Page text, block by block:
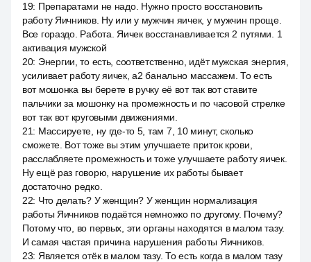
19: Препаратами не надо. Нужно просто восстановить
работу Яичников. Ну или у мужчин яичек, у мужчин проще.
Все гораздо. Работа. Яичек восстанавливается 2 путями. 1
активация мужской
20: Энергии, то есть, соответственно, идёт мужская энергия,
усиливает работу яичек, a2 банально массажем. То есть
вот мошонка вы берете в ручку её вот так вот ставите
пальчики за мошонку на промежность и по часовой стрелке
вот так вот круговыми движениями.
21: Массируете, ну где-то 5, там 7, 10 минут, сколько
сможете. Вот тоже вы этим улучшаете приток крови,
расслабляете промежность и тоже улучшаете работу яичек.
Ну ещё раз говорю, нарушение их работы бывает
достаточно редко.
22: Что делать? У женщин? У женщин нормализация
работы Яичников подаётся немножко по другому. Почему?
Потому что, во первых, эти органы находятся в малом тазу.
И самая частая причина нарушения работы Яичников.
23: Является отёк в малом тазу. То есть когда в малом тазу